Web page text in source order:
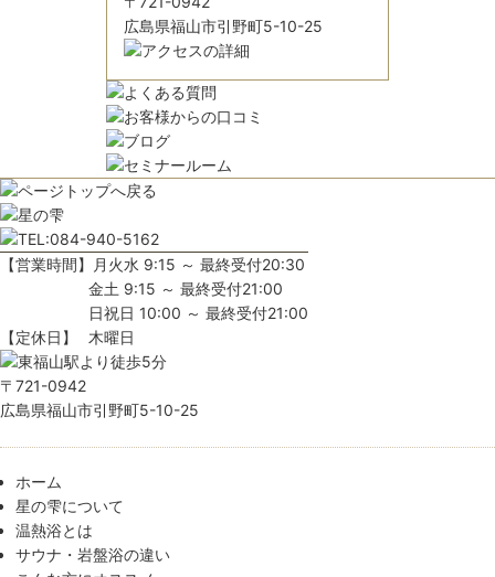
広島県福山市引野町5-10-25
【営業時間】
月火水 9:15 ～ 最終受付20:30
金土 9:15 ～ 最終受付21:00
日祝日 10:00 ～ 最終受付21:00
【定休日】
木曜日
〒721-0942
広島県福山市引野町5-10-25
ホーム
星の雫について
温熱浴とは
サウナ・岩盤浴の違い